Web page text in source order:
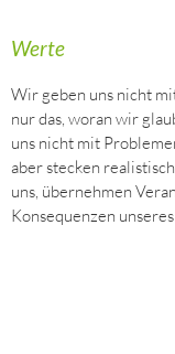
Werte
Wir geben uns nicht
nur das, woran wir
uns nicht mit
aber stecken
uns, übernehmen
Konsequenzen